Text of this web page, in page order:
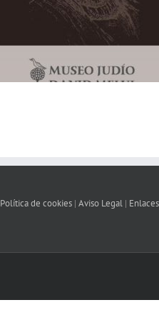
Política de cookies | Aviso Legal |